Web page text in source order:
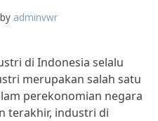
by adminvwr
di Indonesia selalu
merupakan salah satu
perekonomian negara
terakhir, industri di